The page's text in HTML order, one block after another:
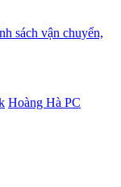
sách vận chuyển,
Hoàng Hà PC